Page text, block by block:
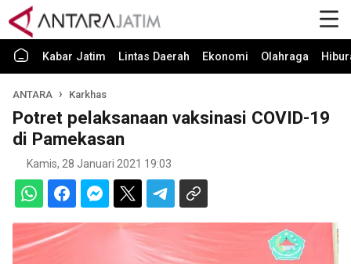
Kabar Jatim Lintas Daerah Ekonomi Olahraga
ANTARA Karkhas
Potret pelaksanaan vaksinasi COVID-19
di Pamekasan
Kamis, 28 Januari 2021 19:03